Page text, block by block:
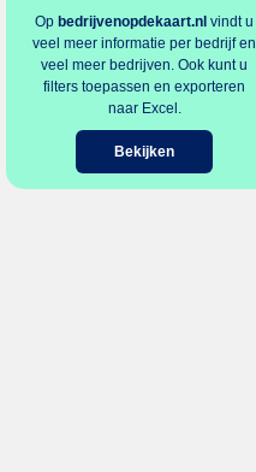
Op bedrijvenopdekaart.nl vindt u
veel meer informatie per bedrijf en
veel meer bedrijven. Ook kunt u
filters toepassen en exporteren
naar Excel.
Bekijken